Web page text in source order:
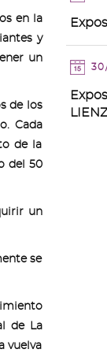
en la
y
un
de los
Cada
de la
del 50
un
se
de La
vuelva